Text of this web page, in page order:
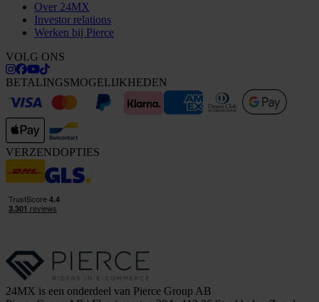
Over 24MX
Investor relations
Werken bij Pierce
VOLG ONS
BETALINGSMOGELIJKHEDEN
VERZENDOPTIES
24MX is een onderdeel van Pierce Group AB